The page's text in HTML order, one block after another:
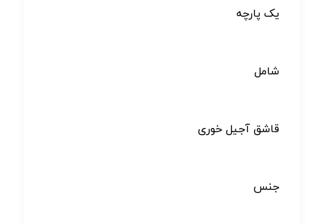
یک پارچه
شامل
قاشق آجیل خوری
جنس